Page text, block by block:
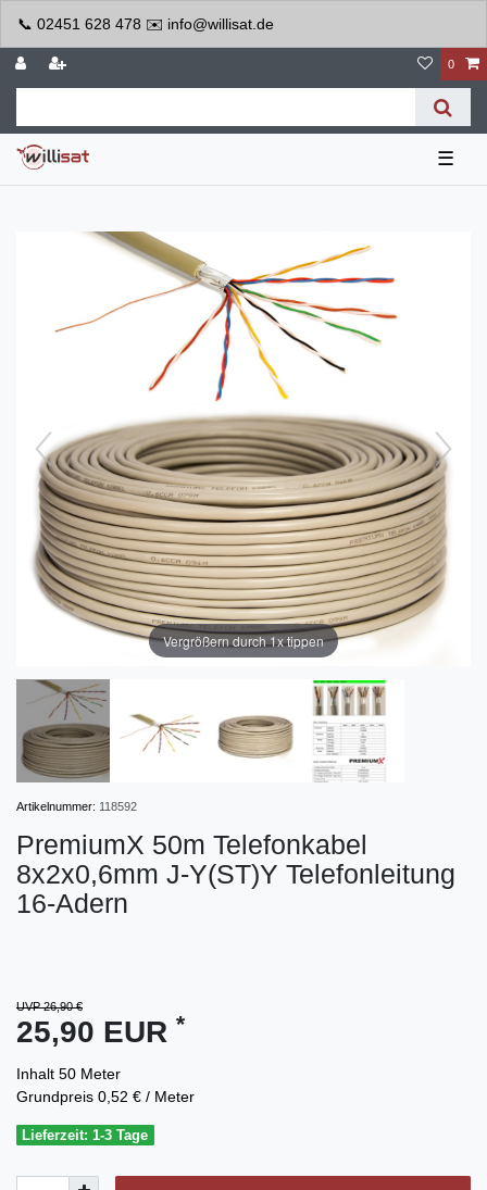
📞 02451 628 478 ✉️ info@willisat.de
0
☰
Vergrößern durch 1x tippen
Artikelnummer: 118592
PremiumX 50m Telefonkabel
8x2x0,6mm J-Y(ST)Y Telefonleitung
16-Adern
UVP 26,90 €
25,90 EUR *
Inhalt 50 Meter
Grundpreis 0,52 € / Meter
Lieferzeit: 1-3 Tage